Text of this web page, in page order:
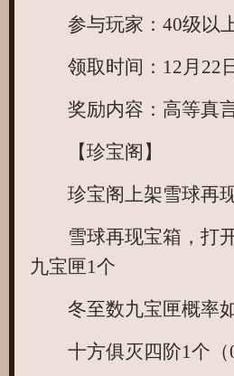
参与玩家：40级以
领取时间：12月22日
奖励内容：高等真言
【珍宝阁】
珍宝阁上架雪球再现
雪球再现宝箱，打开
九宝匣1个
冬至数九宝匣概率如
十方俱灭四阶1个（